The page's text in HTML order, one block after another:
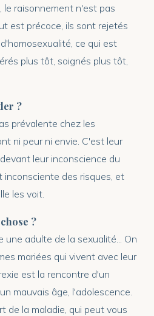
le raisonnement n'est pas
est précoce, ils sont rejetés
ce qui est
plus tôt, soignés plus tôt,
?
prévalente chez les
ni peur ni envie. C'est leur
leur inconscience du
inconsciente des risques, et
les voit.
?
une adulte de la sexualité... On
mariées qui vivent avec leur
est la rencontre d'un
mauvais âge, l'adolescence.
de la maladie, qui peut vous